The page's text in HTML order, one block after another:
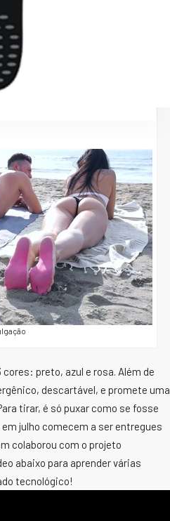
preto, azul e rosa. Além de
descartável, e promete uma
tirar, é só puxar como se fosse
julho comecem a ser entregues
colaborou com o projeto
abaixo para aprender várias
tecnológico!